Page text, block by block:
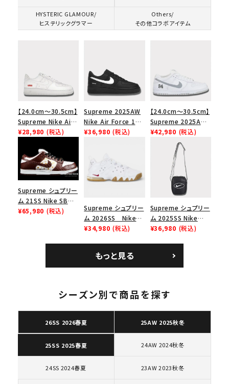
キーワードから探す
人気ワード
キャップ・ハット
パーカー・クルーネック
HYSTERIC GLAMOUR/
ヒステリックグラマー
Others/
その他コラボアイテム
【24.0cm～30.5cm】
Supreme Nike Air
Force 1 Low シュプ
ース１スニーカー シ
ューズ ホワイト
¥28,980 (税込)
Supreme 2025AW
Nike Air Force 1
Low シュプリーム ナ
ラック
¥36,980 (税込)
【24.0cm～30.5cm】
Supreme 2025AW
Nike SB Dunk Low
ナイキ SB ダンク ロ
ー スニーカー ホワイ
¥42,980 (税込)
Supreme シュプリー
ム 21SS Nike SB
Dunk Low ナイキSB
¥65,980 (税込)
Supreme シュプリー
ム 2026SS Nike
SB Air Max 2 CB 94
ロー SP ホワイト
¥34,980 (税込)
Supreme シュプリー
ム 2025SS Nike
Leather Shoulder
¥36,980 (税込)
もっと見る
シーズン別で商品を探す
26SS 2026春夏 25AW 2025秋冬
25SS 2025春夏 24AW 2024秋冬
24SS 2024春夏 23AW 2023秋冬